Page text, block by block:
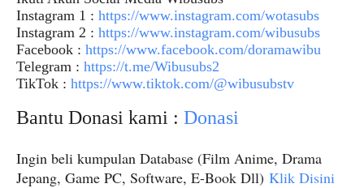
Instagram 1 : https://www.instagram.com/wotasubs
Instagram 2 : https://www.instagram.com/wibusubs
Facebook : https://www.facebook.com/doramawibu
Telegram : https://t.me/Wibusubs2
TikTok : https://www.tiktok.com/@wibusubstv
Bantu Donasi kami : Donasi
Ingin beli kumpulan Database (Film Anime, Drama
Jepang, Game PC, Software, E-Book Dll) Klik Disini